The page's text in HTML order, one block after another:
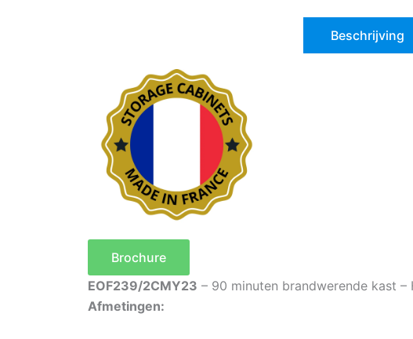
Beschrijving
Brochure
EOF239/2CMY23 – 90 minuten brandwerende kast
Afmetingen: